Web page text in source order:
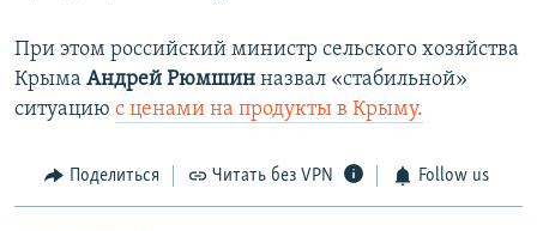
При этом российский министр сельского хозяйства
Крыма Андрей Рюмшин назвал «стабильной»
ситуацию с ценами на продукты в Крыму.
Поделиться Читать без VPN Follow us